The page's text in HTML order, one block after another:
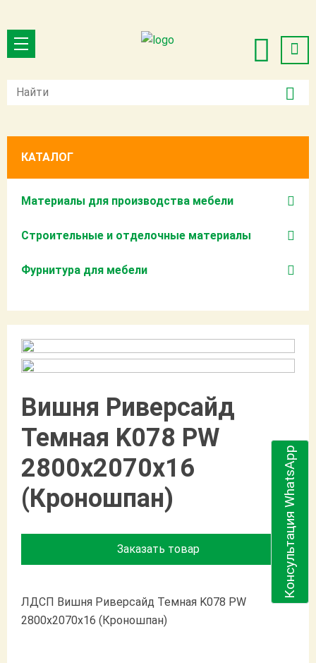
Консультация WhatsApp
КАТАЛОГ
Материалы для производства мебели
Строительные и отделочные материалы
Фурнитура для мебели
Вишня Риверсайд
Темная K078 PW
2800х2070х16
(Кроношпан)
Заказать товар
ЛДСП Вишня Риверсайд Темная K078 PW
2800х2070х16 (Кроношпан)